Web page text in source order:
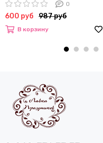
0
600 руб 987 руб
В корзину